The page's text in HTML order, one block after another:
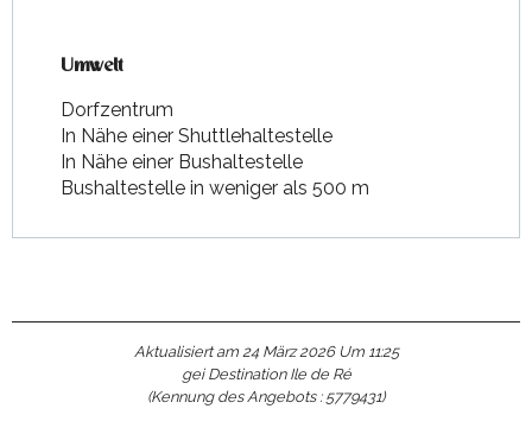
Umwelt
Umwelt
Dorfzentrum
In Nähe einer Shuttlehaltestelle
In Nähe einer Bushaltestelle
Bushaltestelle in weniger als 500 m
Aktualisiert am 24 März 2026 Um 11:25
gei Destination Ile de Ré
(Kennung des Angebots : 5779431)